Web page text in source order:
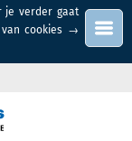
je verder gaat
cookies →
Menu